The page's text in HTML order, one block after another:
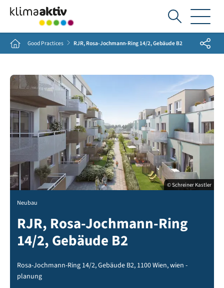
Ich
suche...
Home Good Practices RJR, Rosa-Jochmann-Ring 14/2, Gebäude B2 Share
© Schreiner Kastler
Neubau
RJR, Rosa-Jochmann-Ring
14/2, Gebäude B2
Rosa-Jochmann-Ring 14/2, Gebäude B2, 1100 Wien, wien -
planung